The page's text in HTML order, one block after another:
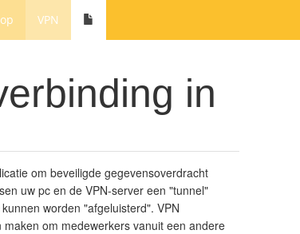
VPN
in
om beveiligde gegevensoverdracht
uw pc en de VPN-server een "tunnel"
worden "afgeluisterd". VPN
om medewerkers vanuit een andere